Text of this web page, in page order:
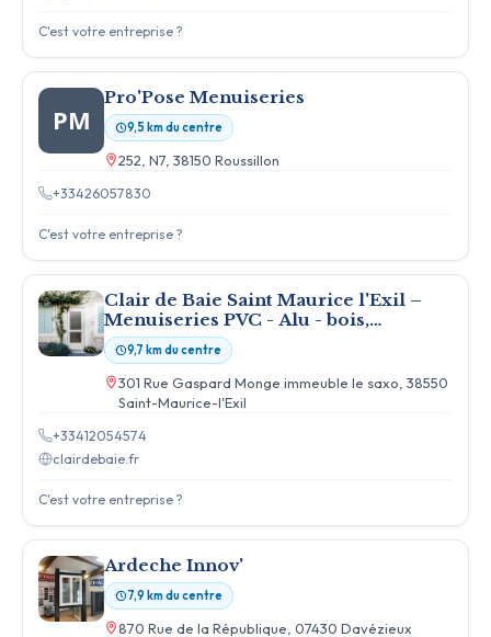
C'est votre entreprise ?
PM
Pro'Pose Menuiseries
9,5 km du centre
252, N7, 38150 Roussillon
+33426057830
C'est votre entreprise ?
Clair de Baie Saint Maurice l'Exil –
Menuiseries PVC - Alu - bois,
Fenêtres, Portes, Volets...
9,7 km du centre
301 Rue Gaspard Monge immeuble le saxo, 38550
Saint-Maurice-l'Exil
+33412054574
clairdebaie.fr
C'est votre entreprise ?
Ardeche Innov'
7,9 km du centre
870 Rue de la République, 07430 Davézieux